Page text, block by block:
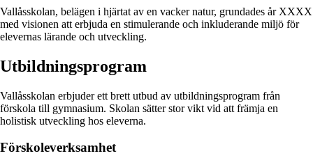
Vallåsskolan, belägen i hjärtat av en vacker natur, grundades år XXXX
med visionen att erbjuda en stimulerande och inkluderande miljö för
elevernas lärande och utveckling.
Utbildningsprogram
Vallåsskolan erbjuder ett brett utbud av utbildningsprogram från
förskola till gymnasium. Skolan sätter stor vikt vid att främja en
holistisk utveckling hos eleverna.
Förskoleverksamhet